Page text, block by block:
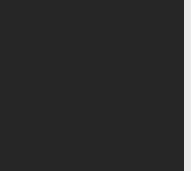
призначені
працюють